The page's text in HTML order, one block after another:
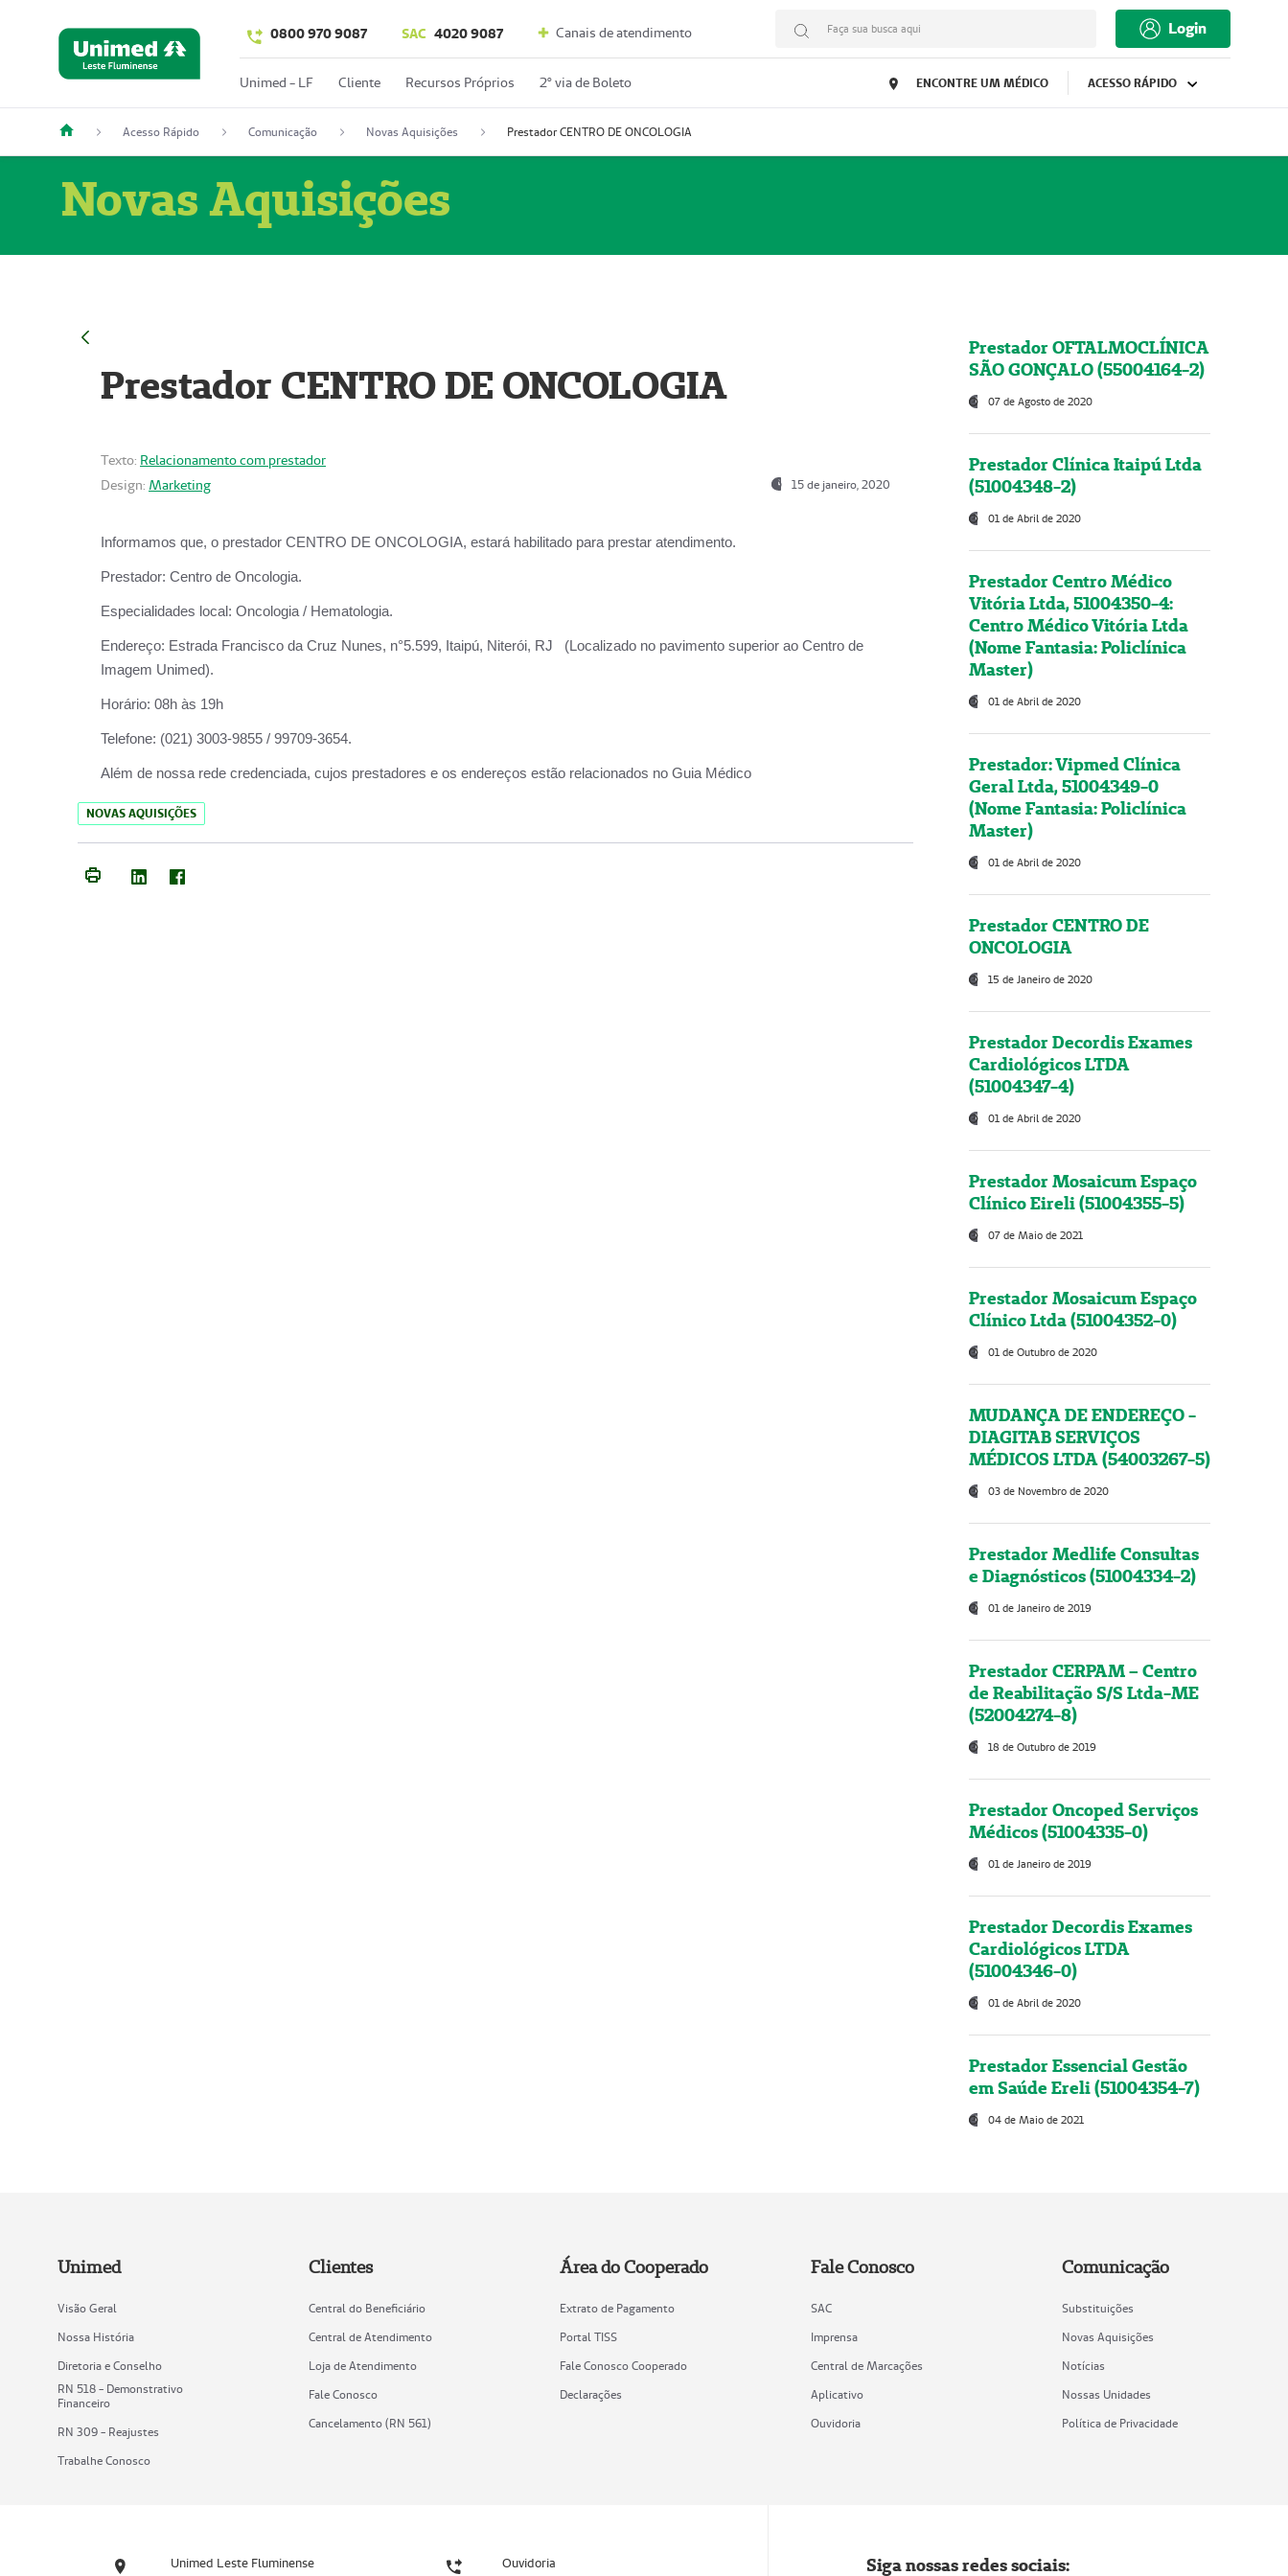
0800 970 9087 SAC 4020 9087 Canais de atendimento Faça sua busca aqui Login
Unimed - LF Cliente Recursos Próprios 2º via de Boleto ENCONTRE UM MÉDICO ACESSO RÁPIDO
Acesso Rápido Comunicação Novas Aquisições Prestador CENTRO DE ONCOLOGIA
Novas Aquisições
Prestador CENTRO DE ONCOLOGIA
Texto: Relacionamento com prestador
Design: Marketing 15 de janeiro, 2020
Informamos que, o prestador CENTRO DE ONCOLOGIA, estará habilitado para prestar atendimento.
Prestador: Centro de Oncologia.
Especialidades local: Oncologia / Hematologia.
Endereço: Estrada Francisco da Cruz Nunes, n°5.599, Itaipú, Niterói, RJ (Localizado no pavimento superior ao Centro de
Imagem Unimed).
Horário: 08h às 19h
Telefone: (021) 3003-9855 / 99709-3654.
Além de nossa rede credenciada, cujos prestadores e os endereços estão relacionados no Guia Médico
NOVAS AQUISIÇÕES
Prestador OFTALMOCLÍNICA
SÃO GONÇALO (55004164-2)
07 de Agosto de 2020
Prestador Clínica Itaipú Ltda
(51004348-2)
01 de Abril de 2020
Prestador Centro Médico
Vitória Ltda, 51004350-4:
Centro Médico Vitória Ltda
(Nome Fantasia: Policlínica
Master)
01 de Abril de 2020
Prestador: Vipmed Clínica
Geral Ltda, 51004349-0
(Nome Fantasia: Policlínica
Master)
01 de Abril de 2020
Prestador CENTRO DE
ONCOLOGIA
15 de Janeiro de 2020
Prestador Decordis Exames
Cardiológicos LTDA
(51004347-4)
01 de Abril de 2020
Prestador Mosaicum Espaço
Clínico Eireli (51004355-5)
07 de Maio de 2021
Prestador Mosaicum Espaço
Clínico Ltda (51004352-0)
01 de Outubro de 2020
MUDANÇA DE ENDEREÇO -
DIAGITAB SERVIÇOS
MÉDICOS LTDA (54003267-5)
03 de Novembro de 2020
Prestador Medlife Consultas
e Diagnósticos (51004334-2)
01 de Janeiro de 2019
Prestador CERPAM – Centro
de Reabilitação S/S Ltda-ME
(52004274-8)
18 de Outubro de 2019
Prestador Oncoped Serviços
Médicos (51004335-0)
01 de Janeiro de 2019
Prestador Decordis Exames
Cardiológicos LTDA
(51004346-0)
01 de Abril de 2020
Prestador Essencial Gestão
em Saúde Ereli (51004354-7)
04 de Maio de 2021
Unimed
Visão Geral
Nossa História
Diretoria e Conselho
RN 518 - Demonstrativo
Financeiro
RN 309 - Reajustes
Trabalhe Conosco
Clientes
Central do Beneficiário
Central de Atendimento
Loja de Atendimento
Fale Conosco
Cancelamento (RN 561)
Área do Cooperado
Extrato de Pagamento
Portal TISS
Fale Conosco Cooperado
Declarações
Fale Conosco
SAC
Imprensa
Central de Marcações
Aplicativo
Ouvidoria
Comunicação
Substituições
Novas Aquisições
Notícias
Nossas Unidades
Política de Privacidade
Unimed Leste Fluminense Ouvidoria Siga nossas redes sociais: